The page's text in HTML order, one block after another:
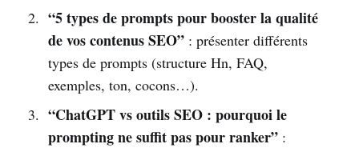
“5 types de prompts pour booster la qualité
de vos contenus SEO”: présenter différents
types de prompts (structure Hn, FAQ,
exemples, ton, cocons…).
“ChatGPT vs outils SEO : pourquoi le
prompting ne suffit pas pour ranker”: